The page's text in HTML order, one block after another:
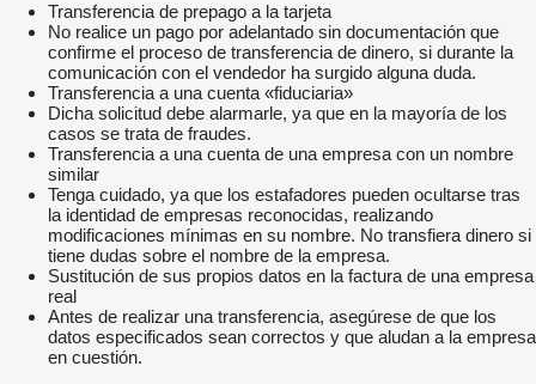
Transferencia de prepago a la tarjeta
No realice un pago por adelantado sin documentación que
confirme el proceso de transferencia de dinero, si durante la
comunicación con el vendedor ha surgido alguna duda.
Transferencia a una cuenta «fiduciaria»
Dicha solicitud debe alarmarle, ya que en la mayoría de los
casos se trata de fraudes.
Transferencia a una cuenta de una empresa con un nombre
similar
Tenga cuidado, ya que los estafadores pueden ocultarse tras
la identidad de empresas reconocidas, realizando
modificaciones mínimas en su nombre. No transfiera dinero si
tiene dudas sobre el nombre de la empresa.
Sustitución de sus propios datos en la factura de una empresa
real
Antes de realizar una transferencia, asegúrese de que los
datos especificados sean correctos y que aludan a la empresa
en cuestión.